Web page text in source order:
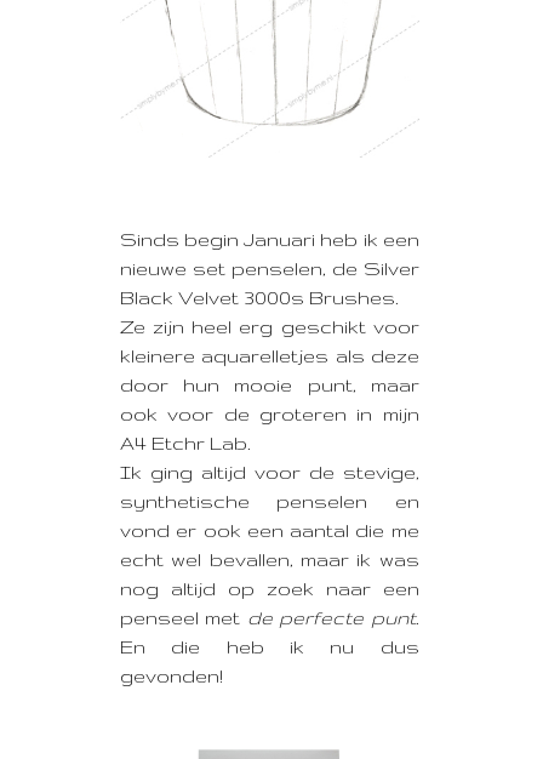
Sinds begin Januari heb ik een
nieuwe set penselen, de Silver
Black Velvet 3000s Brushes.
Ze zijn heel erg geschikt voor
kleinere aquarelletjes als deze
door hun mooie punt, maar
ook voor de groteren in mijn
A4 Etchr Lab.
Ik ging altijd voor de stevige,
synthetische penselen en
vond er ook een aantal die me
echt wel bevallen, maar ik was
nog altijd op zoek naar een
penseel met de perfecte punt.
En die heb ik nu dus
gevonden!